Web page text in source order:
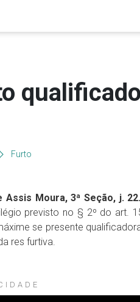
qualificado
Furto
Moura, 3ª Seção, j.
previsto no § 2º do art.
se presente
res furtiva.